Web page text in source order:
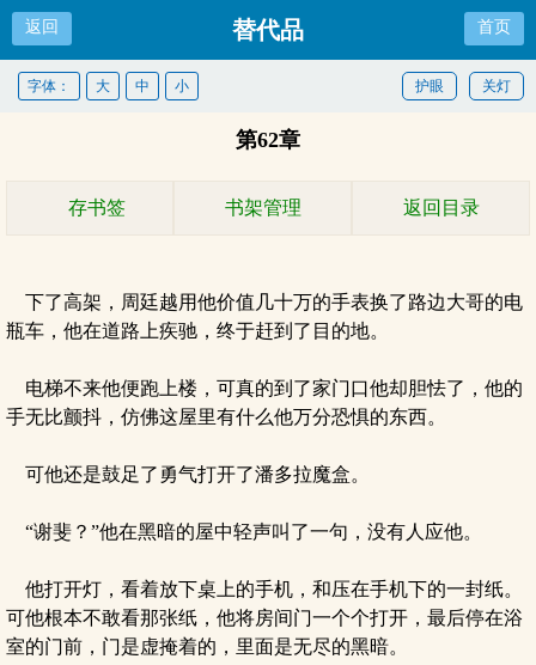
返回 替代品 首页
关灯
护眼
字体： 大 中 小
第62章
存书签 书架管理 返回目录
下了高架，周廷越用他价值几十万的手表换了路边大哥的电
瓶车，他在道路上疾驰，终于赶到了目的地。
电梯不来他便跑上楼，可真的到了家门口他却胆怯了，他的
手无比颤抖，仿佛这屋里有什么他万分恐惧的东西。
可他还是鼓足了勇气打开了潘多拉魔盒。
“谢斐？”他在黑暗的屋中轻声叫了一句，没有人应他。
他打开灯，看着放下桌上的手机，和压在手机下的一封纸。
可他根本不敢看那张纸，他将房间门一个个打开，最后停在浴
室的门前，门是虚掩着的，里面是无尽的黑暗。